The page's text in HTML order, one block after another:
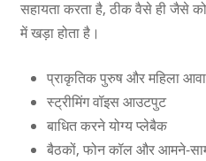
सहायता करता है, ठीक वैसे ही जैसे
में खड़ा होता है।
प्राकृतिक पुरुष और महिला
स्ट्रीमिंग वॉइस आउटपुट
बाधित करने योग्य प्लेबैक
बैठकों, फोन कॉल और आमने-